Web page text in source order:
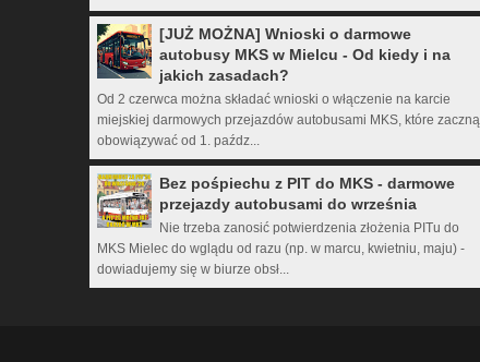
[JUŻ MOŻNA] Wnioski o darmowe
autobusy MKS w Mielcu - Od kiedy i na
jakich zasadach?
Od 2 czerwca można składać wnioski o włączenie na karcie
miejskiej darmowych przejazdów autobusami MKS, które zaczną
obowiązywać od 1. paźdz...
Bez pośpiechu z PIT do MKS - darmowe
przejazdy autobusami do września
Nie trzeba zanosić potwierdzenia złożenia PITu do
MKS Mielec do wglądu od razu (np. w marcu, kwietniu, maju) -
dowiadujemy się w biurze obsł...